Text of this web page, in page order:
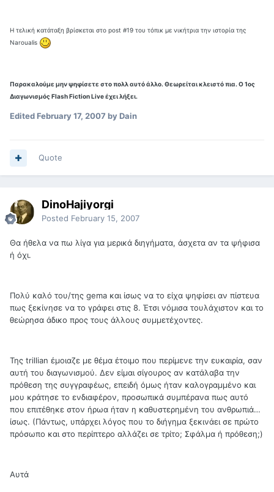
H τελική κατάταξη βρίσκεται στο post #19 του τόπικ με νικήτρια την ιστορία της
Naroualis
Παρακαλούμε μην ψηφίσετε στο πολλ αυτό άλλο. Θεωρείται κλειστό πια. Ο 1ος
Διαγωνισμός Flash Fiction Live έχει λήξει.
EditedFebruary 17, 2007 by Dain
Quote
DinoHajiyorgi
Posted February 15, 2007
Θα ήθελα να πω λίγα για μερικά διηγήματα, άσχετα αν τα ψήφισα
ή όχι.
Πολύ καλό του/της gema και ίσως να το είχα ψηφίσει αν πίστευα
πως ξεκίνησε να το γράφει στις 8. Έτσι νόμισα τουλάχιστον και το
θεώρησα άδικο προς τους άλλους συμμετέχοντες.
Της trillian έμοιαζε με θέμα έτοιμο που περίμενε την ευκαιρία, σαν
αυτή του διαγωνισμού. Δεν είμαι σίγουρος αν κατάλαβα την
πρόθεση της συγγραφέως, επειδή όμως ήταν καλογραμμένο και
μου κράτησε το ενδιαφέρον, προσωπικά συμπέρανα πως αυτό
που επιτέθηκε στον ήρωα ήταν η καθυστερημένη του ανθρωπιά…
ίσως. (Πάντως, υπάρχει λόγος που το διήγημα ξεκινάει σε πρώτο
πρόσωπο και στο περίπτερο αλλάζει σε τρίτο; Σφάλμα ή πρόθεση;)
Αυτά